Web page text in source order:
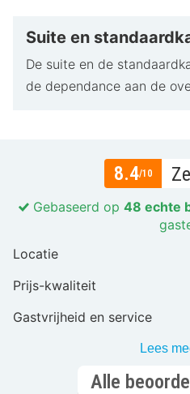
Suite en
De suite en de
de dependance aan de
8.4/10
Gebaseerd op 48 echte
Locatie
Prijs-kwaliteit
Gastvrijheid en service
Lees
Alle